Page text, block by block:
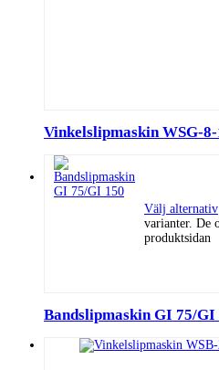
Vinkelslipmaskin WSG-8-
Välj alternativ
varianter. De
produktsidan
Bandslipmaskin GI 75/GI